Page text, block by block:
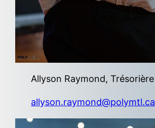
Allyson Raymond, Trésorière
allyson.raymond@polymtl.ca